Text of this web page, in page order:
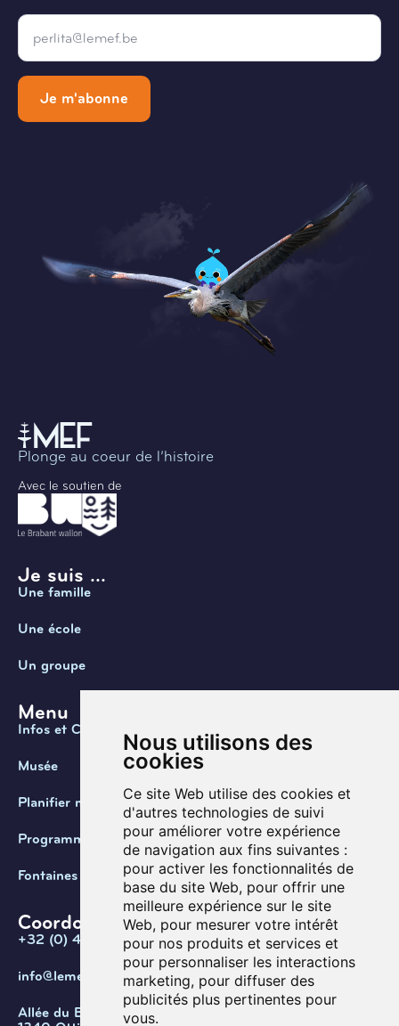
Nous utilisons des
cookies
Ce site Web utilise des cookies et
d'autres technologies de suivi
pour améliorer votre expérience
de navigation aux fins suivantes :
pour activer les fonctionnalités de
base du site Web, pour offrir une
meilleure expérience sur le site
Web, pour mesurer votre intérêt
pour nos produits et services et
pour personnaliser les interactions
marketing, pour diffuser des
publicités plus pertinentes pour
vous.
Email
Je m'abonne
Plonge au coeur de l’histoire
Avec le soutien de
Je suis ...
Une famille
Une école
Un groupe
Menu
Infos et Contact
Musée
Planifier ma visite
Programmation
Fontaines de Belgique
Coordonnées
+32 (0) 470 / 67.20.55
info@lemef.be
Allée du Bois des Rêves 1,